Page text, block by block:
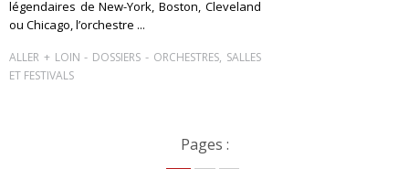
légendaires de New-York, Boston, Cleveland
ou Chicago, l’orchestre ...
ALLER + LOIN - DOSSIERS - ORCHESTRES, SALLES
ET FESTIVALS
Pages :